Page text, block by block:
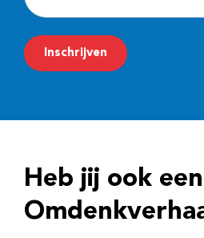
-
m
a
r
e
Inschrijven
Heb jij ook een